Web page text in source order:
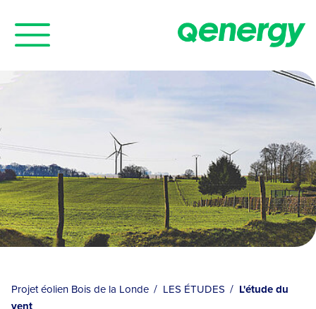
Projet éolien Bois de la Londe LES ÉTUDES
L'étude du
vent